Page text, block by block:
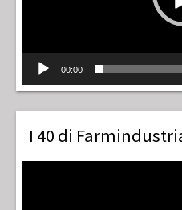
00:00
I 40 di